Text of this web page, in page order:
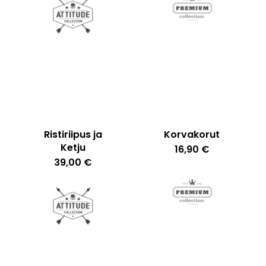
Ostoskori on tyhjä.
Ristiriipus ja
Ketju
39,00 €
Korvakorut
16,90 €